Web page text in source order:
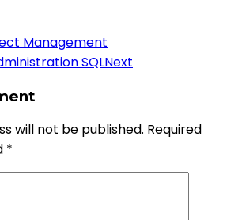
Management
SQLNext
will not be published. Required
*